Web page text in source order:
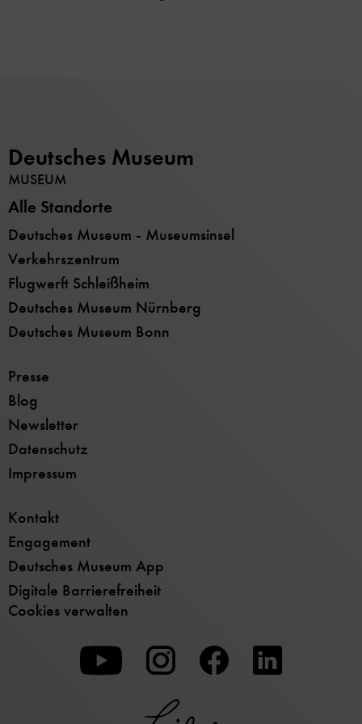
Deutsches Museum
MUSEUM
Alle Standorte
Deutsches Museum - Museumsinsel
Verkehrszentrum
Flugwerft Schleißheim
Deutsches Museum Nürnberg
Deutsches Museum Bonn
Presse
Blog
Newsletter
Datenschutz
Impressum
Kontakt
Engagement
Deutsches Museum App
Digitale Barrierefreiheit
Cookies verwalten
Zu
unserer
Youtube-
Seite
Zu
unserer
Instagram-
Seite
Zu
unserer